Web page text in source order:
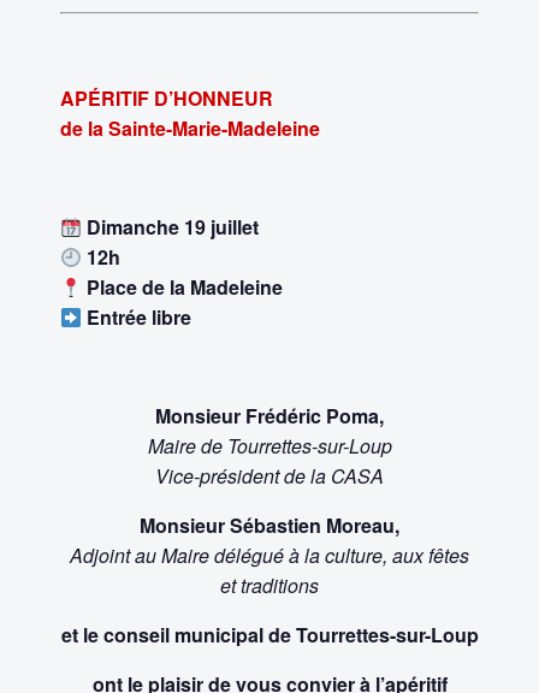
APÉRITIF D’HONNEUR
de la Sainte-Marie-Madeleine
Dimanche 19 juillet
12h
Place de la Madeleine
Entrée libre
Monsieur Frédéric Poma,
Maire de Tourrettes-sur-Loup
Vice-président de la CASA
Monsieur Sébastien Moreau,
Adjoint au Maire délégué à la culture, aux fêtes
et traditions
et le conseil municipal de Tourrettes-sur-Loup
ont le plaisir de vous convier à l’apéritif